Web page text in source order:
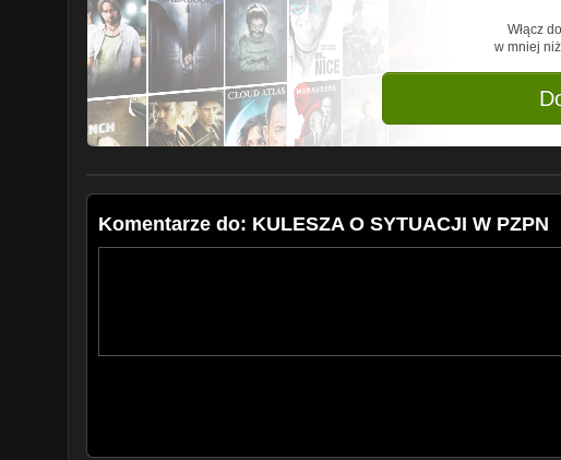
Włącz
w mniej
Komentarze do: KULESZA O SYTUACJI W PZPN